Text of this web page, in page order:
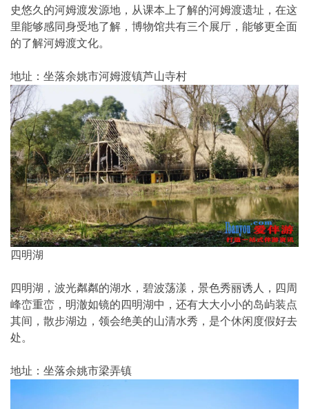
史悠久的河姆渡发源地，从课本上了解的河姆渡遗址，在这
里能够感同身受地了解，博物馆共有三个展厅，能够更全面
的了解河姆渡文化。
地址：坐落余姚市河姆渡镇芦山寺村
四明湖
四明湖，波光粼粼的湖水，碧波荡漾，景色秀丽诱人，四周
峰峦重峦，明澈如镜的四明湖中，还有大大小小的岛屿装点
其间，散步湖边，领会绝美的山清水秀，是个休闲度假好去
处。
地址：坐落余姚市梁弄镇